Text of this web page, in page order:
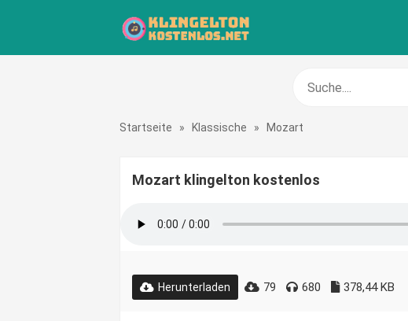
Startseite » Klassische » Mozart
Mozart klingelton kostenlos
Herunterladen 79 680 378,44 KB